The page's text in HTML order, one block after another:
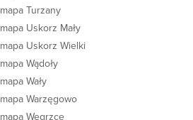
mapa Turzany
mapa Uskorz Mały
mapa Uskorz Wielki
mapa Wądoły
mapa Wały
mapa Warzęgowo
mapa Węgrzce